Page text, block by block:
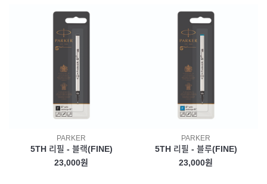
PARKER
5TH 리필 - 블랙(FINE)
23,000원
PARKER
5TH 리필 - 블루(FINE)
23,000원